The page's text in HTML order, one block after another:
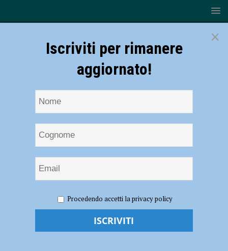
occupazionale alla Casa San Giuseppe, il gruppo Edos risponde alla
Emergenza occupazionale alla Casa San
×
Iscriviti per rimanere
aggiornato!
Procedendo accetti la privacy policy